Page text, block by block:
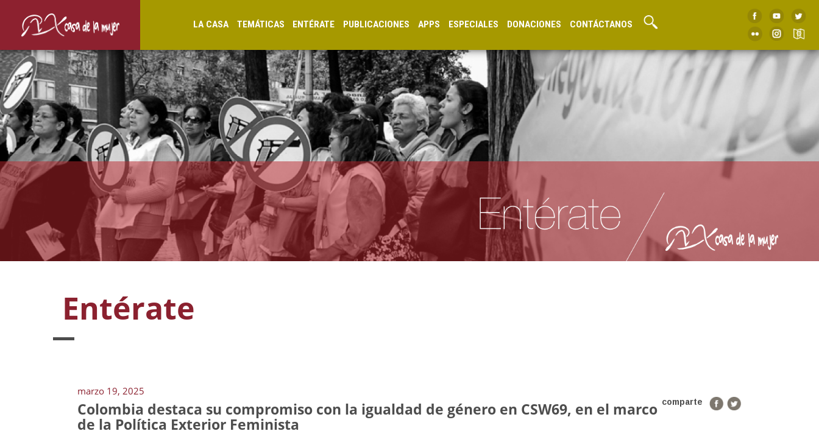
LA CASA TEMÁTICAS ENTÉRATE PUBLICACIONES APPS ESPECIALES DONACIONES CONTÁCTANOS
Entérate
marzo 19, 2025
comparte
Colombia destaca su compromiso con la igualdad de género en CSW69, en el marco
de la Política Exterior Feminista